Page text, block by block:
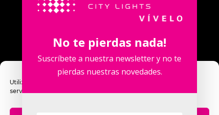
Utilizamos cookies para optimizar nuestro sitio web y nuestro
servicio.
Callao City Arts
Contacta con nosotros
No te pierdas nada!
Suscríbete a nuestra newsletter y no te
pierdas nuestras novedades.